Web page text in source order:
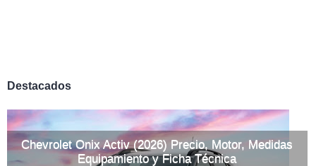
Destacados
Chevrolet Onix Activ (2026) Precio, Motor, Medidas
Equipamiento y Ficha Técnica